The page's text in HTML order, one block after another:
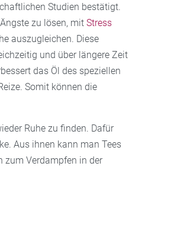
Studien bestätigt.
zu lösen, mit Stress
auszugleichen. Diese
und über längere Zeit
das Öl des speziellen
Somit können die
Ruhe zu finden. Dafür
Aus ihnen kann man Tees
zum Verdampfen in der